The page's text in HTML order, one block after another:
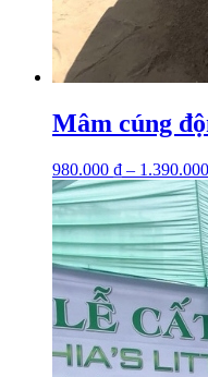
Mâm cúng
980.000 ₫ – 1.390.000